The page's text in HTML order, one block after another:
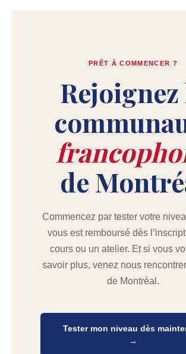
PRÊT À COMMENCER ?
Rejoignez
de
Commencez par tester votre
vous est remboursé dès
cours ou un atelier. Et si vous
savoir plus, venez nous
de Montréal.​
Tester mon niveau dès
→